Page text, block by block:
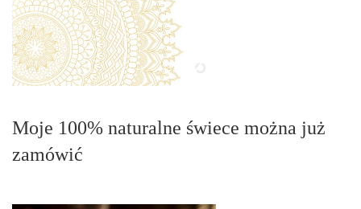
Moje 100% naturalne świece można już
zamówić